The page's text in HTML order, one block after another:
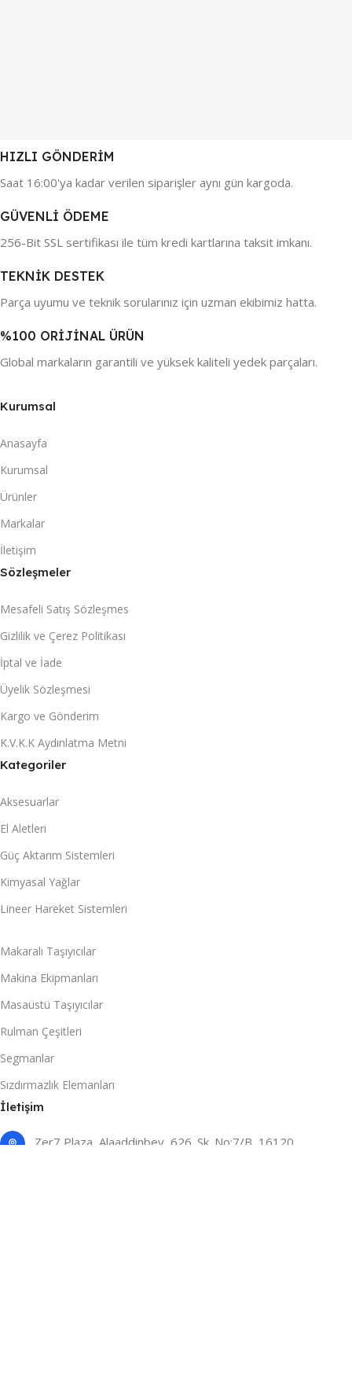
HIZLI GÖNDERİM
Saat 16:00'ya kadar verilen siparişler aynı gün kargoda.
GÜVENLİ ÖDEME
256-Bit SSL sertifikası ile tüm kredi kartlarına taksit imkanı.
TEKNİK DESTEK
Parça uyumu ve teknik sorularınız için uzman ekibimiz hatta.
%100 ORİJİNAL ÜRÜN
Global markaların garantili ve yüksek kaliteli yedek parçaları.
Kurumsal
Anasayfa
Kurumsal
Ürünler
Markalar
İletişim
Sözleşmeler
Mesafeli Satış Sözleşmes
Gizlilik ve Çerez Politikası
İptal ve İade
Üyelik Sözleşmesi
Kargo ve Gönderim
K.V.K.K Aydınlatma Metni
Kategoriler
Aksesuarlar
El Aletleri
Güç Aktarım Sistemleri
Kimyasal Yağlar
Lineer Hareket Sistemleri
Makaralı Taşıyıcılar
Makina Ekipmanları
Masaüstü Taşıyıcılar
Rulman Çeşitleri
Segmanlar
Sızdırmazlık Elemanları
İletişim
Zer7 Plaza, Alaaddinbey, 626. Sk. No:7/B, 16120